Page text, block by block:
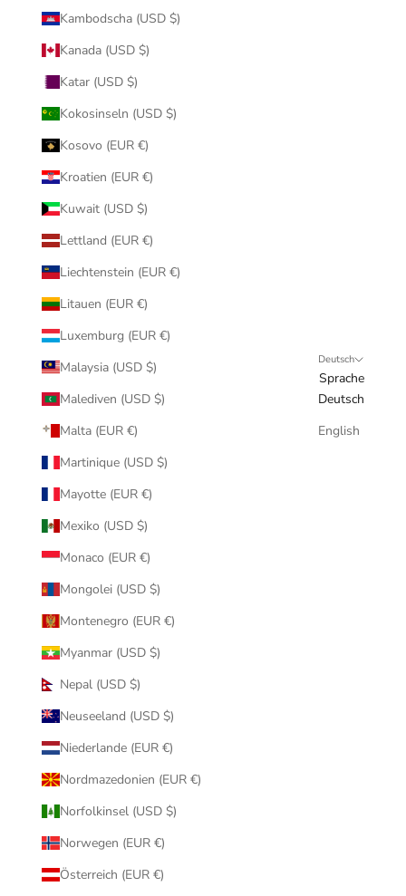
Kambodscha (USD $)
Kanada (USD $)
Katar (USD $)
Kokosinseln (USD $)
Kosovo (EUR €)
Kroatien (EUR €)
Kuwait (USD $)
Lettland (EUR €)
Liechtenstein (EUR €)
Litauen (EUR €)
Luxemburg (EUR €)
Malaysia (USD $)
Malediven (USD $)
Malta (EUR €)
Martinique (USD $)
Mayotte (EUR €)
Mexiko (USD $)
Monaco (EUR €)
Mongolei (USD $)
Montenegro (EUR €)
Myanmar (USD $)
Nepal (USD $)
Neuseeland (USD $)
Niederlande (EUR €)
Nordmazedonien (EUR €)
Norfolkinsel (USD $)
Norwegen (EUR €)
Österreich (EUR €)
Deutsch
Sprache
Deutsch
English